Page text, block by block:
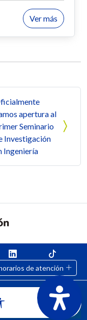
Ver más
apertura al
Seminario
Investigación
Ingeniería
de atención